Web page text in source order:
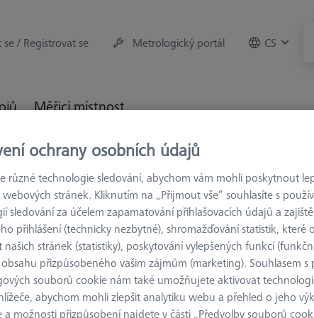
se / Registrovat se Metrologický portál CS
Měřicí místnost
Upínací zařízení Spojovací prvky Spoj -
SPOJOVACÍ
Spoj - M6
000000-0563-380
ochrany osobních údajů
různé technologie sledování, abychom vám mohli poskytnout
stránek. Kliknutím na „Přijmout vše“ souhlasíte s
sledování za účelem zapamatování přihlašovacích údajů a
přihlášení (technicky nezbytné), shromažďování statistik, které
stránek (statistiky), poskytování vylepšených funkcí
přizpůsobeného vašim zájmům (marketing). Souhlasem s
souborů cookie nám také umožňujete aktivovat
abychom mohli zlepšit analytiku webu a přehled o jeho
a možnosti přizpůsobení najdete v části „Předvolby souborů